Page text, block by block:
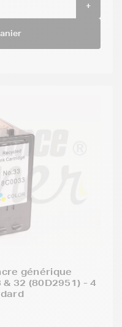
+
générique
32 (80D2951) - 4